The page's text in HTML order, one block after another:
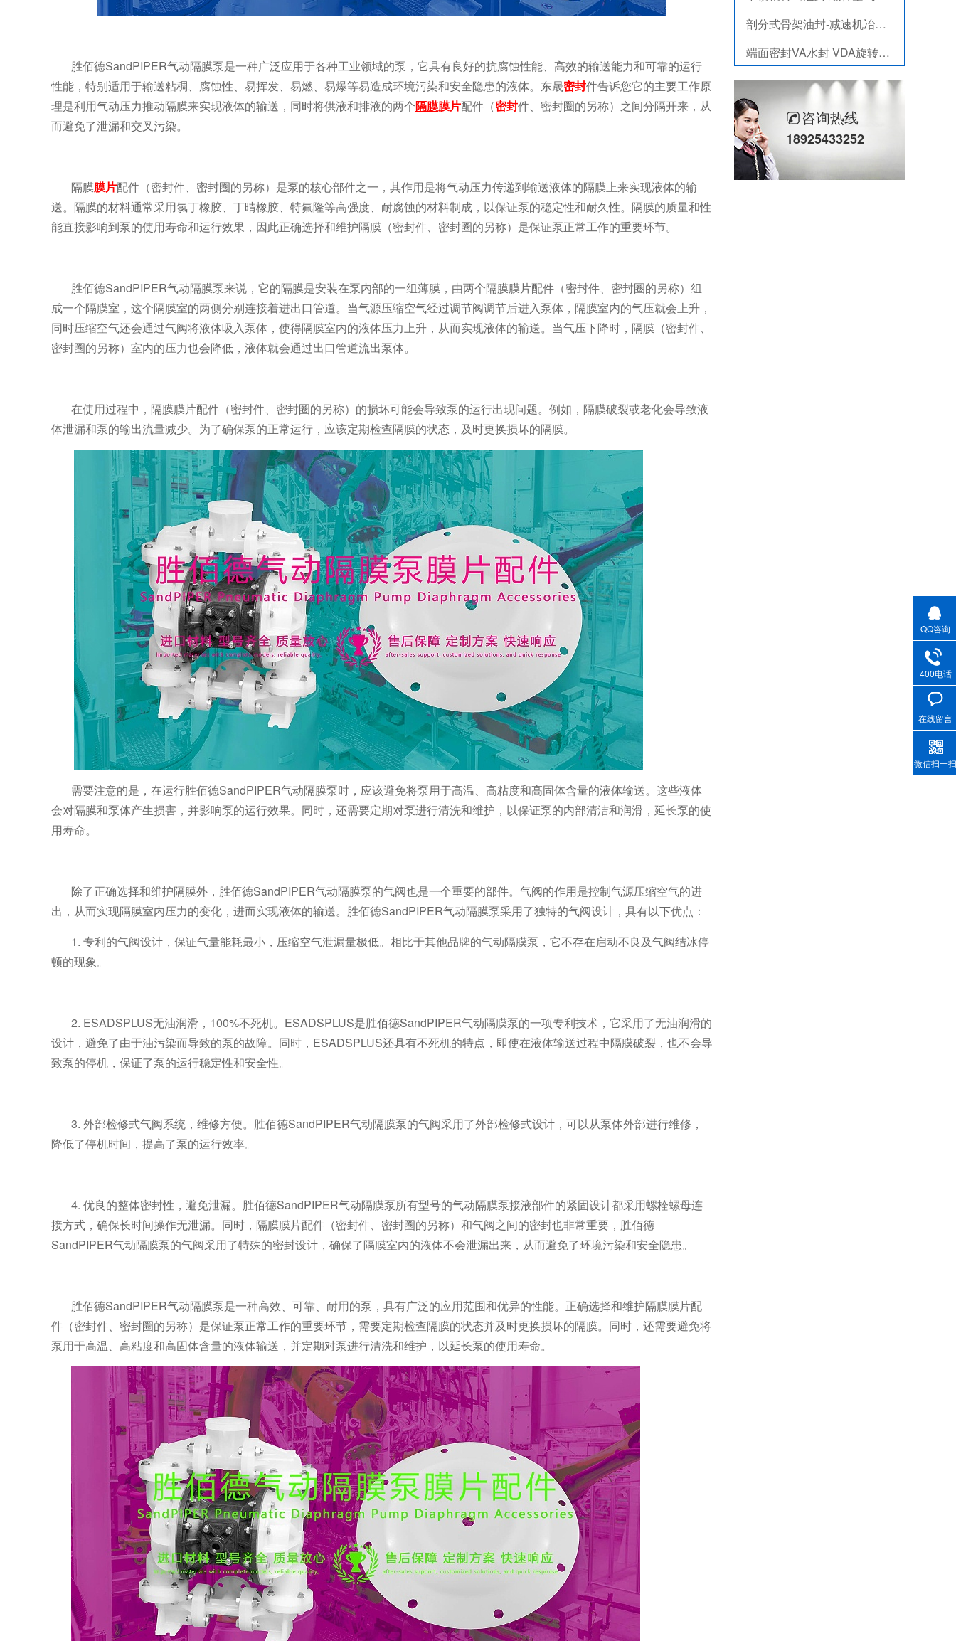
胜佰德SandPIPER气动隔膜泵是一种广泛应用于各种工业领域的泵，它具有良好的抗腐蚀性能、高效的输送能力和可靠的运行
性能，特别适用于输送粘稠、腐蚀性、易挥发、易燃、易爆等易造成环境污染和安全隐患的液体。 东晟密封件告诉您它的主要工作原
理是利用气动压力推动隔膜来实现液体的输送，同时将供液和排液的两个隔膜膜片配件（密封件、密封圈的另称）之间分隔开来，从
而避免了泄漏和交叉污染。
隔膜膜片配件（密封件、密封圈的另称）是泵的核心部件之一，其作用是将气动压力传递到输送液体的隔膜上来实现液体的输
送。隔膜的材料通常采用氯丁橡胶、丁晴橡胶、特氟隆等高强度、耐腐蚀的材料制成，以保证泵的稳定性和耐久性。隔膜的质量和性
能直接影响到泵的使用寿命和运行效果，因此正确选择和维护隔膜（密封件、密封圈的另称）是保证泵正常工作的重要环节。
胜佰德SandPIPER气动隔膜泵来说，它的隔膜是安装在泵内部的一组薄膜，由两个隔膜膜片配件（密封件、密封圈的另称）组
成一个隔膜室，这个隔膜室的两侧分别连接着进出口管道。当气源压缩空气经过调节阀调节后进入泵体，隔膜室内的气压就会上升，
同时压缩空气还会通过气阀将液体吸入泵体，使得隔膜室内的液体压力上升，从而实现液体的输送。当气压下降时，隔膜（密封件、
密封圈的另称）室内的压力也会降低，液体就会通过出口管道流出泵体。
在使用过程中，隔膜膜片配件（密封件、密封圈的另称）的损坏可能会导致泵的运行出现问题。例如，隔膜破裂或老化会导致液
体泄漏和泵的输出流量减少。为了确保泵的正常运行，应该定期检查隔膜的状态，及时更换损坏的隔膜。
需要注意的是，在运行胜佰德SandPIPER气动隔膜泵时，应该避免将泵用于高温、高粘度和高固体含量的液体输送。这些液体
会对隔膜和泵体产生损害，并影响泵的运行效果。同时，还需要定期对泵进行清洗和维护，以保证泵的内部清洁和润滑，延长泵的使
用寿命。
除了正确选择和维护隔膜外，胜佰德SandPIPER气动隔膜泵的气阀也是一个重要的部件。气阀的作用是控制气源压缩空气的进
出，从而实现隔膜室内压力的变化，进而实现液体的输送。胜佰德SandPIPER气动隔膜泵采用了独特的气阀设计，具有以下优点：
1. 专利的气阀设计，保证气量能耗最小，压缩空气泄漏量极低。相比于其他品牌的气动隔膜泵，它不存在启动不良及气阀结冰停
顿的现象。
2. ESADSPLUS无油润滑， 100%不死机。 ESADSPLUS是胜佰德SandPIPER气动隔膜泵的一项专利技术，它采用了无油润滑的
设计，避免了由于油污染而导致的泵的故障。同时， ESADSPLUS还具有不死机的特点，即使在液体输送过程中隔膜破裂，也不会导
致泵的停机，保证了泵的运行稳定性和安全性。
3. 外部检修式气阀系统，维修方便。胜佰德SandPIPER气动隔膜泵的气阀采用了外部检修式设计，可以从泵体外部进行维修，
降低了停机时间，提高了泵的运行效率。
4. 优良的整体密封性，避免泄漏。胜佰德SandPIPER气动隔膜泵所有型号的气动隔膜泵接液部件的紧固设计都采用螺栓螺母连
接方式，确保长时间操作无泄漏。同时，隔膜膜片配件（密封件、密封圈的另称） 和气阀之间的密封也非常重要，胜佰德
SandPIPER气动隔膜泵的气阀采用了特殊的密封设计，确保了隔膜室内的液体不会泄漏出来，从而避免了环境污染和安全隐患。
胜佰德SandPIPER气动隔膜泵是一种高效、可靠、耐用的泵，具有广泛的应用范围和优异的性能。正确选择和维护隔膜膜片配
件（密封件、密封圈的另称）是保证泵正常工作的重要环节，需要定期检查隔膜的状态并及时更换损坏的隔膜。同时，还需要避免将
泵用于高温、高粘度和高固体含量的液体输送，并定期对泵进行清洗和维护，以延长泵的使用寿命。
端面密封VA水封 VDA旋转密封圈
泛塞封-汽车密封件-耐腐蚀密封圈
组合双唇骨架油封密封圈
气动隔膜泵膜片
咨询热线
18925433252
QQ咨询
400电话
在线留言
微信扫一扫